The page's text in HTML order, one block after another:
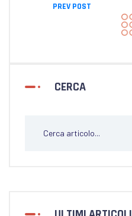
PREV POST
CERCA